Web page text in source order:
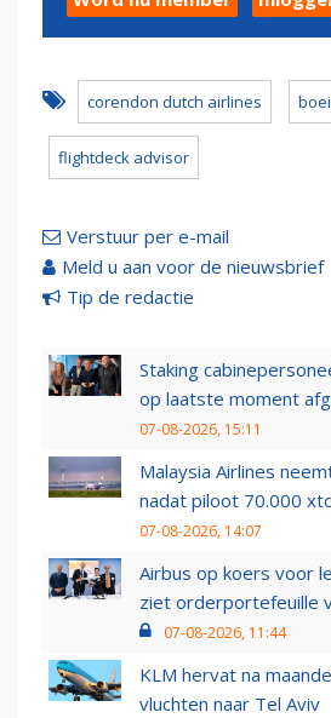
corendon dutch airlines
flightdeck advisor
Verstuur per e-mail
Meld u aan voor de nieuwsbrief
Tip de redactie
Staking
op laatste moment
07-08-2026, 15:11
Malaysia Airlines
nadat piloot 70.000
07-08-2026, 14:07
Airbus op koers voor
ziet orderportefeuille
07-08-2026, 11:44
KLM hervat na
vluchten naar Tel Aviv